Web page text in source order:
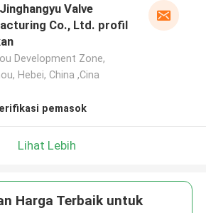
Valve
Co., Ltd. profil
Development Zone,
Hebei, China ,Cina
pemasok
Lihat Lebih
Harga Terbaik untuk